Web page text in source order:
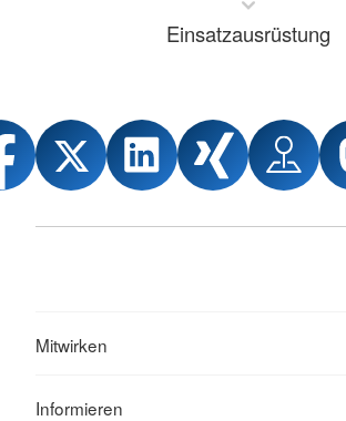
Einsatzausrüstung
Mitwirken
Informieren